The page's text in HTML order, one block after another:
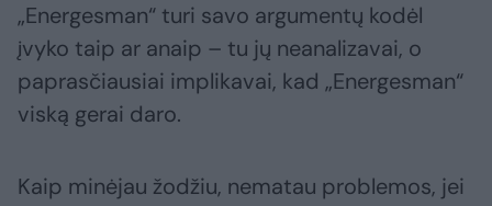
„Energesman“ turi savo argumentų kodėl
įvyko taip ar anaip – tu jų neanalizavai, o
paprasčiausiai implikavai, kad „Energesman“
viską gerai daro.
Kaip minėjau žodžiu, nematau problemos, jei